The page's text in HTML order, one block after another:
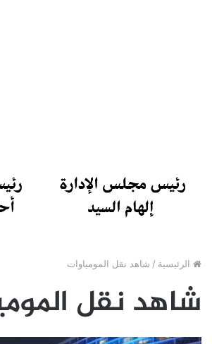
الرئيسية / شاهد نقل المومياوات
شاهد نقل